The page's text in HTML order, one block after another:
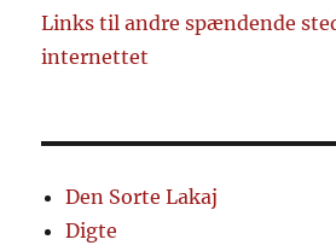
Links til andre spændende
internettet
Den Sorte Lakaj
Digte